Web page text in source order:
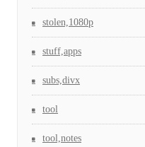
stolen,1080p
stuff,apps
subs,divx
tool
tool,notes